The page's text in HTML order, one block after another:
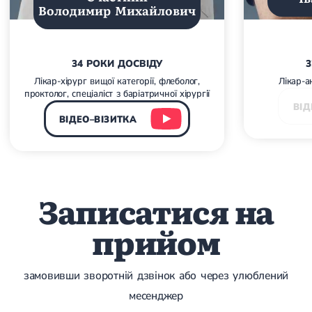
Аритмія
Синусова аритмія
Вазоспастична стенокардія
Електрокардіограма (ЕКГ)
Кардіологія клімактеричного періоду
Кардіологія при веденні вагітності
Гіпертонія
Панкреатит
Реактивний панкреатит
Гострий панкреатит
Хронічний панкреатит
Холецистит
Калькульозний холецистит
Гострий холецистит
Володимир Михайлович
34 РОКИ ДОСВІДУ
Лікар-хірург вищої категорії, флеболог,
проктолог, спеціаліст з баріатричної хірургії
ВІДЕО–ВІЗИТКА
Лікар-
Записатися на
прийом
замовивши зворотній дзвінок або через улюблений
месенджер